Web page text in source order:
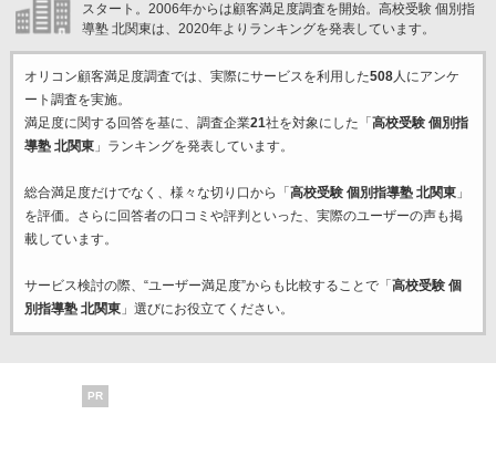
スタート。2006年からは顧客満足度調査を開始。高校受験 個別指
導塾 北関東は、2020年よりランキングを発表しています。
オリコン顧客満足度調査では、実際にサービスを利用した508人にアンケ
ート調査を実施。
満足度に関する回答を基に、調査企業21社を対象にした「 高校受験 個別指
導塾 北関東」ランキングを発表しています。
総合満足度だけでなく、様々な切り口から「 高校受験 個別指導塾 北関東」
を評価。さらに回答者の口コミや評判といった、実際のユーザーの声も掲
載しています。
サービス検討の際、“ユーザー満足度”からも比較することで「 高校受験 個
別指導塾 北関東」選びにお役立てください。
PR